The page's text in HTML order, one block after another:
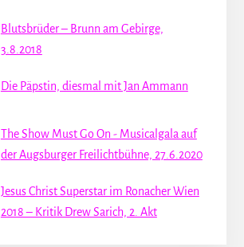
Blutsbrüder – Brunn am Gebirge,
3.8.2018
Die Päpstin, diesmal mit Jan Ammann
The Show Must Go On - Musicalgala auf
der Augsburger Freilichtbühne, 27.6.2020
Jesus Christ Superstar im Ronacher Wien
2018 – Kritik Drew Sarich, 2. Akt